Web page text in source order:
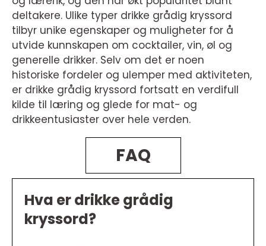
deltakere. Ulike typer drikke grådig kryssord
tilbyr unike egenskaper og muligheter for å
utvide kunnskapen om cocktailer, vin, øl og
generelle drikker. Selv om det er noen
historiske fordeler og ulemper med aktiviteten,
er drikke grådig kryssord fortsatt en verdifull
kilde til læring og glede for mat- og
drikkeentusiaster over hele verden.
FAQ
Hva er drikke grådig
kryssord?